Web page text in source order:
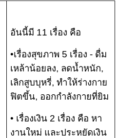
อันนี้มี 11 เรื่อง คือ
•เรื่องสุขภาพ 5 เรื่อง - ดื่ม
เหล้าน้อยลง, ลดน้ำหนัก,
เลิกสูบบุหรี่, ทำให้ร่างกาย
ฟิตขึ้น, ออกกำลังกายที่ยิม
• เรื่องเงิน 2 เรื่อง คือ หา
งานใหม่ และประหยัดเงิน